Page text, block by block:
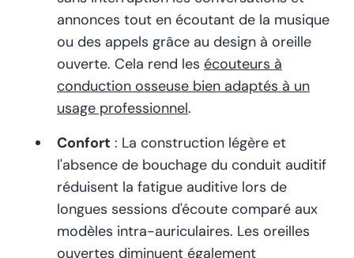
annonces tout en écoutant de la musique
ou des appels grâce au design à oreille
ouverte. Cela rend les écouteurs à
conduction osseuse bien adaptés à un
usage professionnel.
Confort : La construction légère et
l'absence de bouchage du conduit auditif
réduisent la fatigue auditive lors de
longues sessions d'écoute comparé aux
modèles intra-auriculaires. Les oreilles
ouvertes diminuent également